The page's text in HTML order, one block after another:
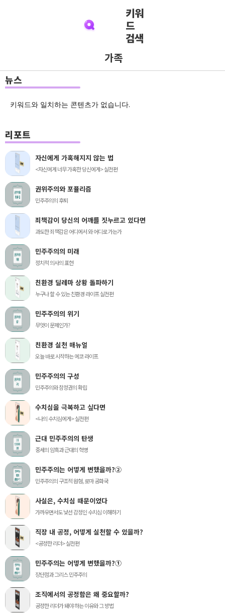
키워
드
검색
가족
뉴스
키워드와 일치하는 콘텐츠가 없습니다.
리포트
자신에게 가혹해지지 않는 법
<자신에게 너무 가혹한 당신에게> 실전편
권위주의와 포퓰리즘
민주주의의 후퇴
죄책감이 당신의 어깨를 짓누르고 있다면
과도한 죄책감은 어디에서 와 어디로 가는가
민주주의의 미래
정치적 의사의 표현
친환경 딜레마 상황 돌파하기
누구나 할 수 있는 친환경 라이프 실전편
민주주의의 위기
무엇이 문제인가?
친환경 실천 매뉴얼
오늘 바로 시작하는 에코 라이프
민주주의의 구성
민주주의와 참정권의 확립
수치심을 극복하고 싶다면
<나의 수치심에게> 실전편
근대 민주주의의 탄생
중세의 암흑과 근대의 혁명
민주주의는 어떻게 변했을까?②
민주주의의 구조적 원형, 로마 공화국
사실은, 수치심 때문이었다
가까우면서도 낯선 감정인 수치심 이해하기
직장 내 공정, 어떻게 실천할 수 있을까?
<공정한 리더> 실전편
민주주의는 어떻게 변했을까?①
장단점과 그리스 민주주의
조직에서의 공정함은 왜 중요할까?
공정한 리더가 돼야 하는 이유와 그 방법